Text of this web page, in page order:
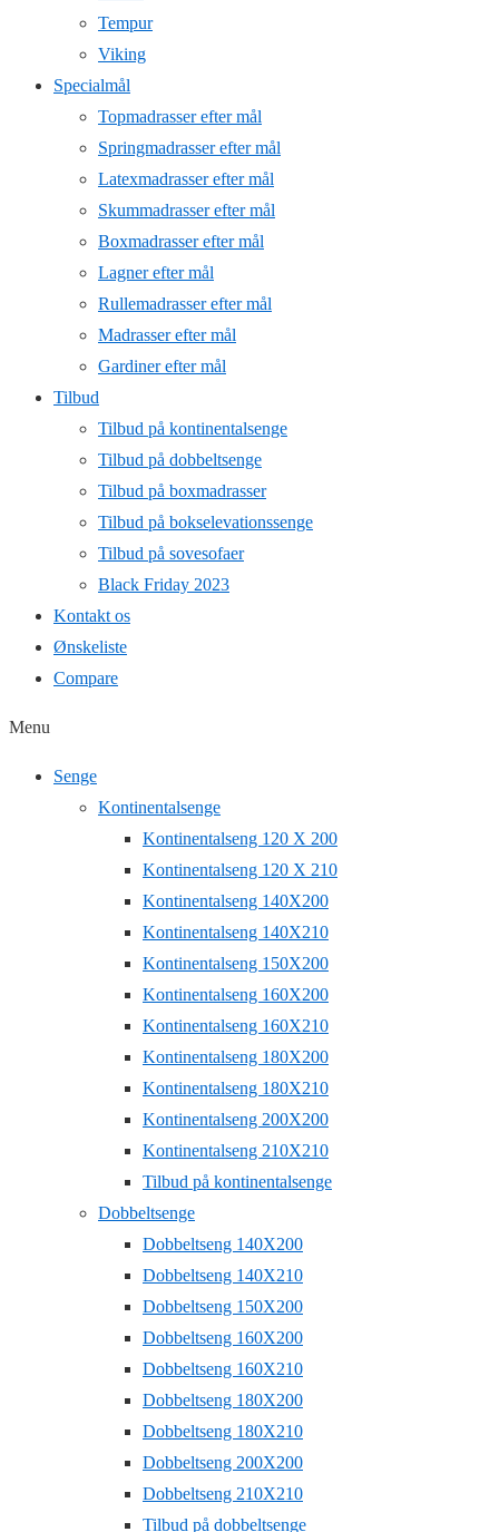
Tempur
Viking
Specialmål
Topmadrasser efter mål
Springmadrasser efter mål
Latexmadrasser efter mål
Skummadrasser efter mål
Boxmadrasser efter mål
Lagner efter mål
Rullemadrasser efter mål
Madrasser efter mål
Gardiner efter mål
Tilbud
Tilbud på kontinentalsenge
Tilbud på dobbeltsenge
Tilbud på boxmadrasser
Tilbud på bokselevationssenge
Tilbud på sovesofaer
Black Friday 2023
Kontakt os
Ønskeliste
Compare
Menu
Senge
Kontinentalsenge
Kontinentalseng 120 X 200
Kontinentalseng 120 X 210
Kontinentalseng 140X200
Kontinentalseng 140X210
Kontinentalseng 150X200
Kontinentalseng 160X200
Kontinentalseng 160X210
Kontinentalseng 180X200
Kontinentalseng 180X210
Kontinentalseng 200X200
Kontinentalseng 210X210
Tilbud på kontinentalsenge
Dobbeltsenge
Dobbeltseng 140X200
Dobbeltseng 140X210
Dobbeltseng 150X200
Dobbeltseng 160X200
Dobbeltseng 160X210
Dobbeltseng 180X200
Dobbeltseng 180X210
Dobbeltseng 200X200
Dobbeltseng 210X210
Tilbud på dobbeltsenge